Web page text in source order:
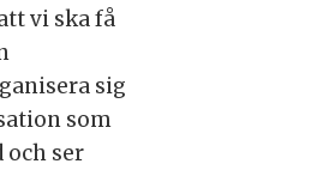
vi ska få
sig
som
och ser